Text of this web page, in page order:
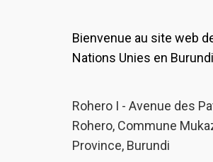
Bienvenue au site web
Nations Unies en Burundi
Rohero I - Avenue des
Rohero, Commune
Province, Burundi